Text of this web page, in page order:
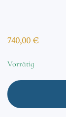
740,00 €
Vorrätig